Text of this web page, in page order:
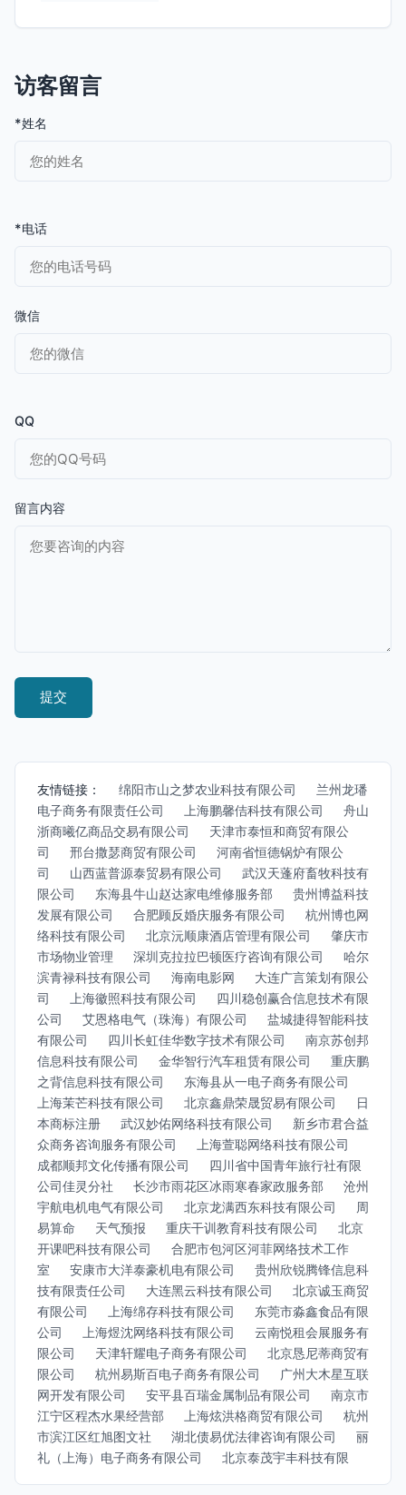
访客留言
*姓名
*电话
微信
QQ
留言内容
友情链接： 绵阳市山之梦农业科技有限公司
兰州龙璠
电子商务有限责任公司
上海鹏馨佶科技有限公司
舟山
浙商曦亿商品交易有限公司
天津市泰恒和商贸有限公
司
邢台撒瑟商贸有限公司
河南省恒德锅炉有限公
司
山西蓝普源泰贸易有限公司
武汉天蓬府畜牧科技有
限公司
东海县牛山赵达家电维修服务部
贵州博益科技
发展有限公司
合肥顾反婚庆服务有限公司
杭州博也网
络科技有限公司
北京沅顺康酒店管理有限公司
肇庆市
市场物业管理
深圳克拉拉巴顿医疗咨询有限公司
哈尔
滨青禄科技有限公司
海南电影网
大连广言策划有限公
司
上海徽照科技有限公司
四川稳创赢合信息技术有限
公司
艾恩格电气（珠海）有限公司
盐城捷得智能科技
有限公司
四川长虹佳华数字技术有限公司
南京苏创邦
信息科技有限公司
金华智行汽车租赁有限公司
重庆鹏
之背信息科技有限公司
东海县从一电子商务有限公司
上海茉芒科技有限公司
北京鑫鼎荣晟贸易有限公司
日
本商标注册
武汉妙佑网络科技有限公司
新乡市君合益
众商务咨询服务有限公司
上海萱聪网络科技有限公司
成都顺邦文化传播有限公司
四川省中国青年旅行社有限
公司佳灵分社
长沙市雨花区冰雨寒春家政服务部
沧州
宇航电机电气有限公司
北京龙满西东科技有限公司
周
易算命
天气预报 重庆干训教育科技有限公司
北京
开课吧科技有限公司
合肥市包河区河菲网络技术工作
室
安康市大洋泰豪机电有限公司
贵州欣锐腾锋信息科
技有限责任公司
大连黑云科技有限公司
北京诚玉商贸
有限公司
上海绵存科技有限公司
东莞市淼鑫食品有限
公司
上海煜沈网络科技有限公司
云南悦租会展服务有
限公司
天津轩耀电子商务有限公司
北京恳尼蒂商贸有
限公司
杭州易斯百电子商务有限公司
广州大木星互联
网开发有限公司
安平县百瑞金属制品有限公司
南京市
江宁区程杰水果经营部
上海炫洪格商贸有限公司
杭州
市滨江区红旭图文社
湖北债易优法律咨询有限公司
丽
礼（上海）电子商务有限公司
北京泰茂宇丰科技有限